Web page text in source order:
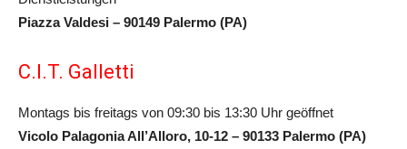
Piazza Valdesi – 90149 Palermo (PA)
C.I.T. Galletti
Montags bis freitags von 09:30 bis 13:30 Uhr geöffnet
Vicolo Palagonia All’Alloro, 10-12 – 90133 Palermo (PA)